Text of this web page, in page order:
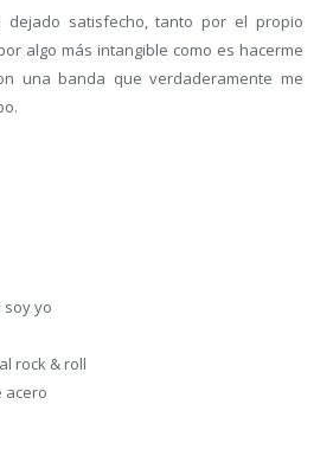
dejado satisfecho, tanto por el propio
algo más intangible como es hacerme
una banda que verdaderamente me
soy yo
rock & roll
acero